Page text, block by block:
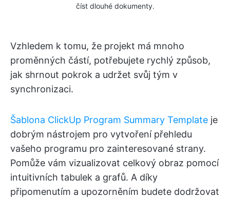
číst dlouhé dokumenty.
Vzhledem k tomu, že projekt má mnoho
proměnných částí, potřebujete rychlý způsob,
jak shrnout pokrok a udržet svůj tým v
synchronizaci.
Šablona ClickUp Program Summary Template je
dobrým nástrojem pro vytvoření přehledu
vašeho programu pro zainteresované strany.
Pomůže vám vizualizovat celkový obraz pomocí
intuitivních tabulek a grafů. A díky
připomenutím a upozorněním budete dodržovat